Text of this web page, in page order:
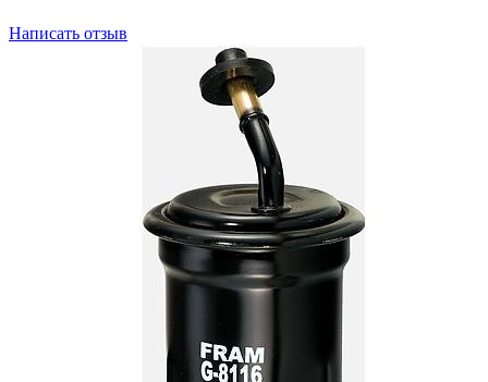
Написать отзыв